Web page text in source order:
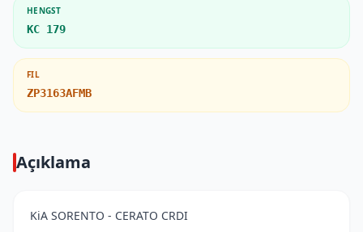
HENGST
KC 179
FIL
ZP3163AFMB
Açıklama
KiA SORENTO - CERATO CRDI